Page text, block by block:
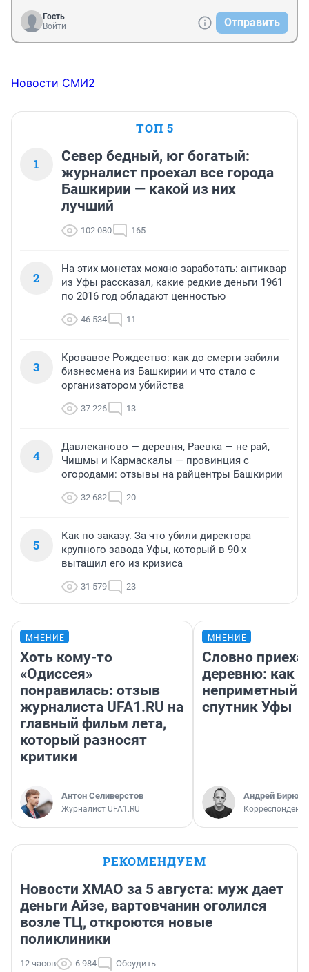
Гость
Войти
Отправить
Новости СМИ2
ТОП 5
1
Север бедный, юг богатый:
журналист проехал все города
Башкирии — какой из них
лучший
102 080 165
2
На этих монетах можно заработать: антиквар
из Уфы рассказал, какие редкие деньги 1961
по 2016 год обладают ценностью
46 534 11
3
Кровавое Рождество: как до смерти забили
бизнесмена из Башкирии и что стало с
организатором убийства
37 226 13
4
Давлеканово — деревня, Раевка — не рай,
Чишмы и Кармаскалы — провинция с
огородами: отзывы на райцентры Башкирии
32 682 20
5
Как по заказу. За что убили директора
крупного завода Уфы, который в 90-х
вытащил его из кризиса
31 579 23
МНЕНИЕ
Хоть кому-то
«Одиссея»
понравилась: отзыв
журналиста UFA1.RU на
главный фильм лета,
который разносят
критики
Антон Селиверстов
Журналист UFA1.RU
МНЕНИЕ
Словно
деревню: как
неприметный
спутник Уфы
Андрей
Корреспондент
РЕКОМЕНДУЕМ
Новости ХМАО за 5 августа: муж дает
деньги Айзе, вартовчанин оголился
возле ТЦ, откроются новые
поликлиники
12 часов 6 984 Обсудить